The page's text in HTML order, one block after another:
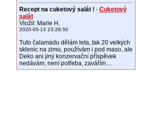
Recept na cuketový salát ! - Cuketový
salát
Vložil: Marie H.
2020-05-13 23:28:50
Tuto čalamádu dělám leta, tak 20 velkých
sklenic na zimu, používám i pod maso, ale
Deko ani jiný konzervační příspěvek
nedávám, není potřeba, zavářím....